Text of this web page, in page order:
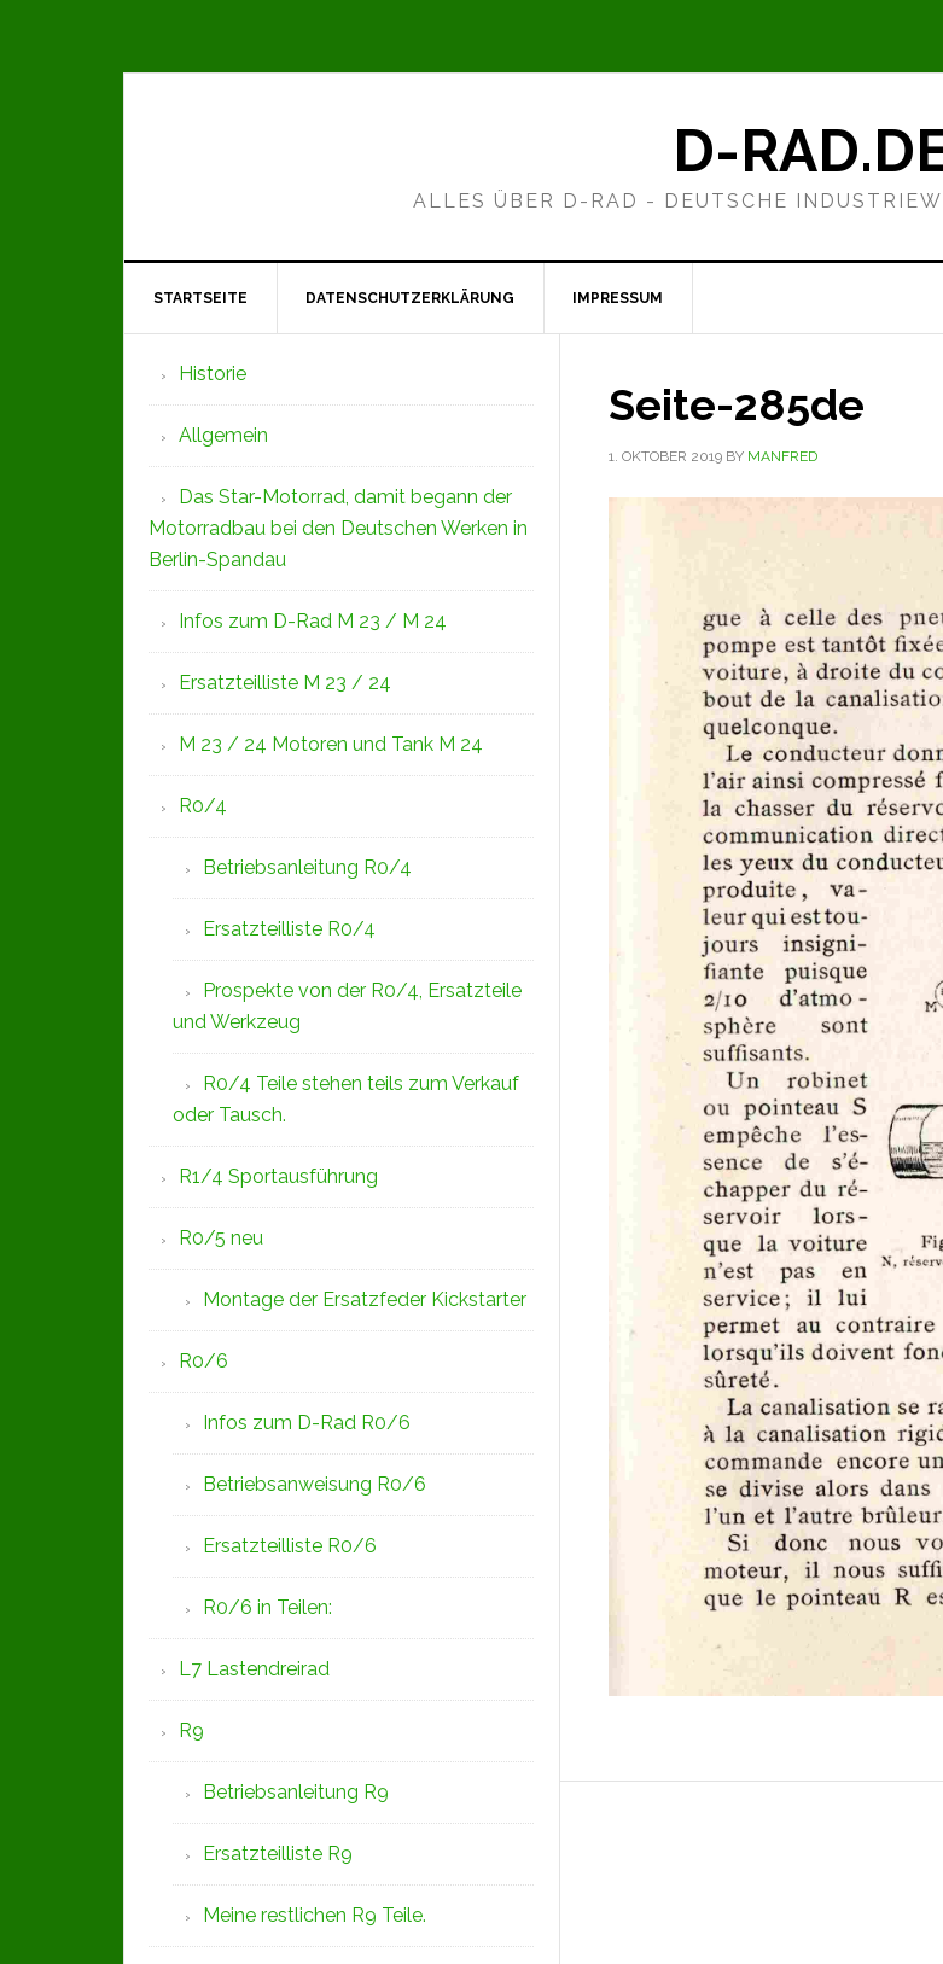
D-
ALLES ÜBER D-RAD - DEUTSCHE
STARTSEITE DATENSCHUTZERKLÄRUNG IMPRESSUM
Seite-285de
1. OKTOBER 2019 BY MANFRED
Seitenspalte
Historie
Allgemein
Das Star-Motorrad, damit begann der
Motorradbau bei den Deutschen Werken in
Berlin-Spandau
Infos zum D-Rad M 23 / M 24
Ersatzteilliste M 23 / 24
M 23 / 24 Motoren und Tank M 24
R0/4
Betriebsanleitung R0/4
Ersatzteilliste R0/4
Prospekte von der R0/4, Ersatzteile
und Werkzeug
R0/4 Teile stehen teils zum Verkauf
oder Tausch.
R1/4 Sportausführung
R0/5 neu
Montage der Ersatzfeder Kickstarter
R0/6
Infos zum D-Rad R0/6
Betriebsanweisung R0/6
Ersatzteilliste R0/6
R0/6 in Teilen:
L7 Lastendreirad
R9
Betriebsanleitung R9
Ersatzteilliste R9
Meine restlichen R9 Teile.